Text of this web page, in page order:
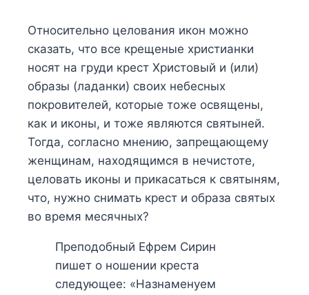
Относительно целования икон можно
сказать, что все крещеные христианки
носят на груди крест Христовый и (или)
образы (ладанки) своих небесных
покровителей, которые тоже освящены,
как и иконы, и тоже являются святыней.
Тогда, согласно мнению, запрещающему
женщинам, находящимся в нечистоте,
целовать иконы и прикасаться к святыням,
что, нужно снимать крест и образа святых
во время месячных?
Преподобный Ефрем Сирин
пишет о ношении креста
следующее: «Назнаменуем